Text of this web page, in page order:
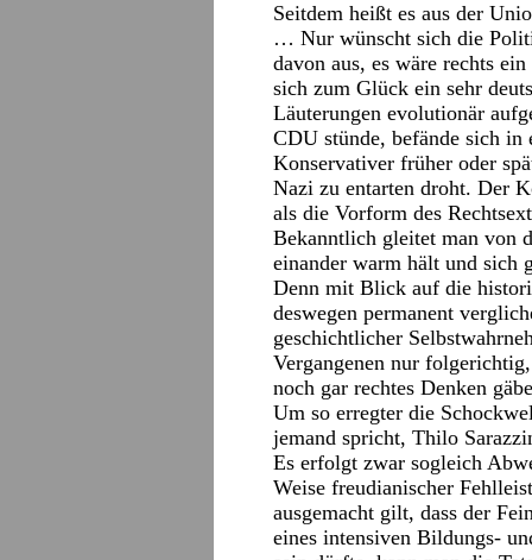
Seitdem heißt es aus der
… Nur wünscht sich die
davon aus, es wäre rechts
sich zum Glück ein sehr
Läuterungen evolutionär
CDU stünde, befände sich
Konservativer früher oder
Nazi zu entarten droht. Der
als die Vorform des
Bekanntlich gleitet man von
einander warm hält und sich
Denn mit Blick auf die
deswegen permanent
geschichtlicher
Vergangenen nur
noch gar rechtes Denken
Um so erregter die
jemand spricht, Thilo
Es erfolgt zwar sogleich
Weise freudianischer
ausgemacht gilt, dass der
eines intensiven Bildungs-